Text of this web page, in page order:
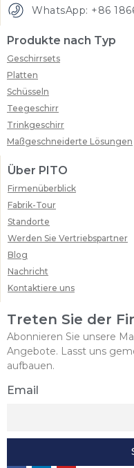
WhatsApp: +86
Produkte nach Typ
Geschirrsets
Platten
Schüsseln
Teegeschirr
Trinkgeschirr
Maßgeschneiderte Lösungen
Über PITO
Firmenüberblick
Fabrik-Tour
Standorte
Werden Sie Vertriebspartner
Blog
Nachricht
Kontaktiere uns
Treten Sie der
Abonnieren Sie unsere
Angebote. Lasst uns
aufbauen.
Email